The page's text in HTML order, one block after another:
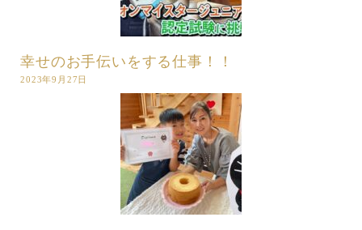
幸せのお手伝いをする仕事！！
2023年9月27日